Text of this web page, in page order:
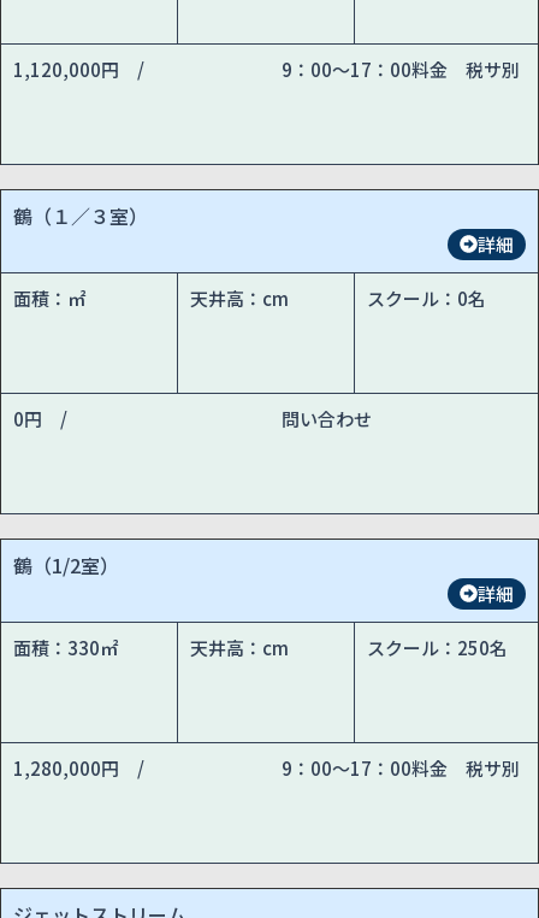
1,120,000円 / 9：00～17：00料金 税サ別
鶴（１／３室）
詳細
面積：㎡ 天井高：cm スクール：0名
0円 / 問い合わせ
鶴（1/2室）
詳細
面積：330㎡ 天井高：cm スクール：250名
1,280,000円 / 9：00～17：00料金 税サ別